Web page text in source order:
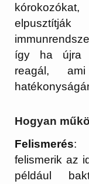
így ha újra
reagál,
Hogyan
Felismerés:
felismerik az
például